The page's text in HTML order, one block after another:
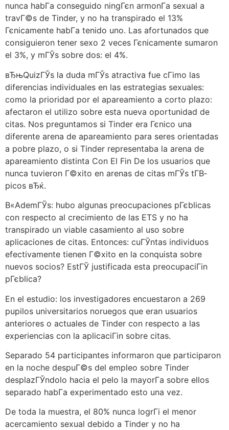
nunca habГ­a conseguido ningГєn armonГ­a sexual a
travГ©s de Tinder, y no ha transpirado el 13%
Гєnicamente habГ­a tenido uno. Las afortunados que
consiguieron tener sexo 2 veces Гєnicamente sumaron
el 3%, y mГЎs sobre dos: el 4%.
вЂњQuizГЎs la duda mГЎs atractiva fue cГіmo las
diferencias individuales en las estrategias sexuales:
como la prioridad por el apareamiento a corto plazo:
afectaron el utilizo sobre esta nueva oportunidad de
citas. Nos preguntamos si Tinder era Гєnico una
diferente arena de apareamiento para seres orientadas
a pobre plazo, o si Tinder representaba la arena de
apareamiento distinta Con El Fin De los usuarios que
nunca tuvieron Г©xito en arenas de citas mГЎs tГ­В­
picos вЂќ.
В«AdemГЎs: hubo algunas preocupaciones pГєblicas
con respecto al crecimiento de las ETS y no ha
transpirado un viable casamiento al uso sobre
aplicaciones de citas. Entonces: cuГЎntas individuos
efectivamente tienen Г©xito en la conquista sobre
nuevos socios? EstГЎ justificada esta preocupaciГіn
pГєblica?
En el estudio: los investigadores encuestaron a 269
pupilos universitarios noruegos que eran usuarios
anteriores o actuales de Tinder con respecto a las
experiencias con la aplicaciГіn sobre citas.
Separado 54 participantes informaron que participaron
en la noche despuГ©s del empleo sobre Tinder
desplazГЎndolo hacia el pelo la mayorГ­a sobre ellos
separado habГ­a experimentado esto una vez.
De toda la muestra, el 80% nunca logrГі el menor
acercamiento sexual debido a Tinder y no ha